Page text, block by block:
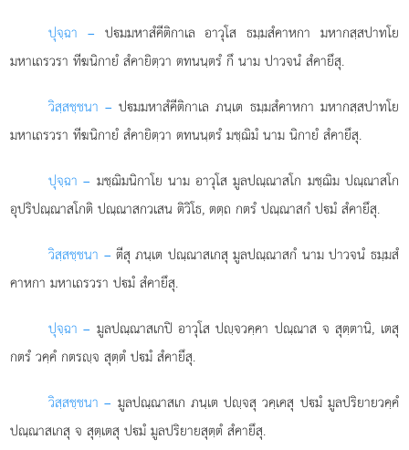
ปุจฺฉา – ปมมหาสํคีติกาเลอาวุโส ธมฺมสํคาหกา มหากสฺสปาทโย
มหาเถรวรา ทีฆนิกายํ สํคายิตฺวา ตทนนฺตรํ กึ นาม ปาวจนํ สํคายึสุ.
วิสฺสชฺชนา – ปมมหาสํคีติกาเล ภนฺเต ธมฺมสํคาหกา มหากสฺสปาทโย
มหาเถรวรา ทีฆนิกายํ สํคายิตฺวา ตทนนฺตรํ มชฺฌิมํ นาม นิกายํ สํคายึสุ.
ปุจฺฉา – มชฺฌิมนิกาโย นาม อาวุโส มูลปณฺณาสโก มชฺฌิม ปณฺณาสโก
อุปริปณฺณาสโกติ ปณฺณาสกวเสน ติวิโธ, ตตฺถ กตรํ ปณฺณาสกํ ปมํ สํคายึสุ.
วิสฺสชฺชนา – ตีสุ ภนฺเต ปณฺณาสเกสุ มูลปณฺณาสกํ นาม ปาวจนํ ธมฺมสํ
คาหกา มหาเถรวรา ปมํ สํคายึสุ.
ปุจฺฉา – มูลปณฺณาสเกปิอาวุโส ปฺจวคฺคา ปณฺณาส จ สุตฺตานิ, เตสุ
กตรํ วคฺคํ กตรฺจ สุตฺตํ ปมํ สํคายึสุ.
วิสฺสชฺชนา – มูลปณฺณาสเก ภนฺเต ปฺจสุ วคฺเคสุ ปมํ มูลปริยายวคฺคํ
ปณฺณาสเกสุ จ สุตฺเตสุ ปมํ มูลปริยายสุตฺตํ สํคายึสุ.